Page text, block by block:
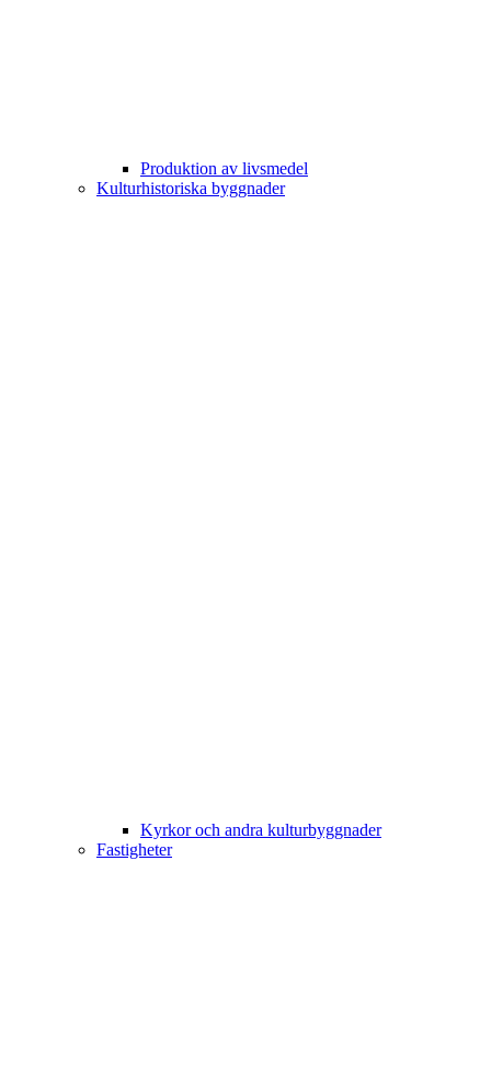
Produktion av livsmedel
Kulturhistoriska byggnader
Kyrkor och andra kulturbyggnader
Fastigheter